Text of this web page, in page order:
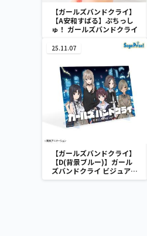
【ガールズバンドクライ】
【A安和すばる】ぷちっし
ゅ！ ガールズバンドクライ
25.11.07
【ガールズバンドクライ】
【D(背景ブルー)】ガール
ズバンドクライ ビジュアル
ボード（EX）